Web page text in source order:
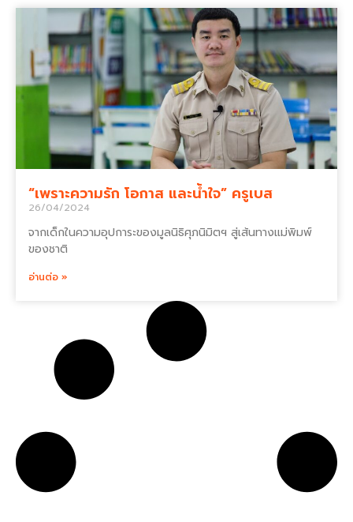
“เพราะความรัก โอกาส และน้ำใจ” ครูเบส
26/04/2024
จากเด็กในความอุปการะของมูลนิธิศุภนิมิตฯ สู่เส้นทางแม่พิมพ์
ของชาติ
อ่านต่อ »